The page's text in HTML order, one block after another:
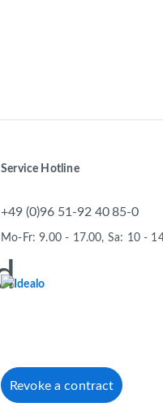
Service Hotline
+49 (0)96 51-92 40 85-0
Mo-Fr: 9.00 - 17.00, Sa: 10 -
Revoke a contract